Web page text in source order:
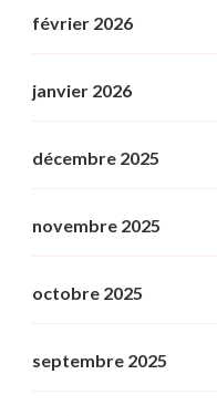
février 2026
janvier 2026
décembre 2025
novembre 2025
octobre 2025
septembre 2025